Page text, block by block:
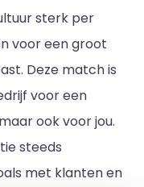
sterk per
voor een groot
Deze match is
voor een
ook voor jou.
steeds
met klanten en